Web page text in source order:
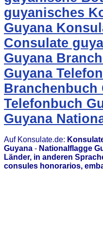
guyanisches
Guyana
Consulate
Guyana
Guyana
Branchenbuch
Telefonbuch
Guyana
Auf Konsulate.de:
Guyana - Nationalflagge
Länder, in anderen
consules honorarios,